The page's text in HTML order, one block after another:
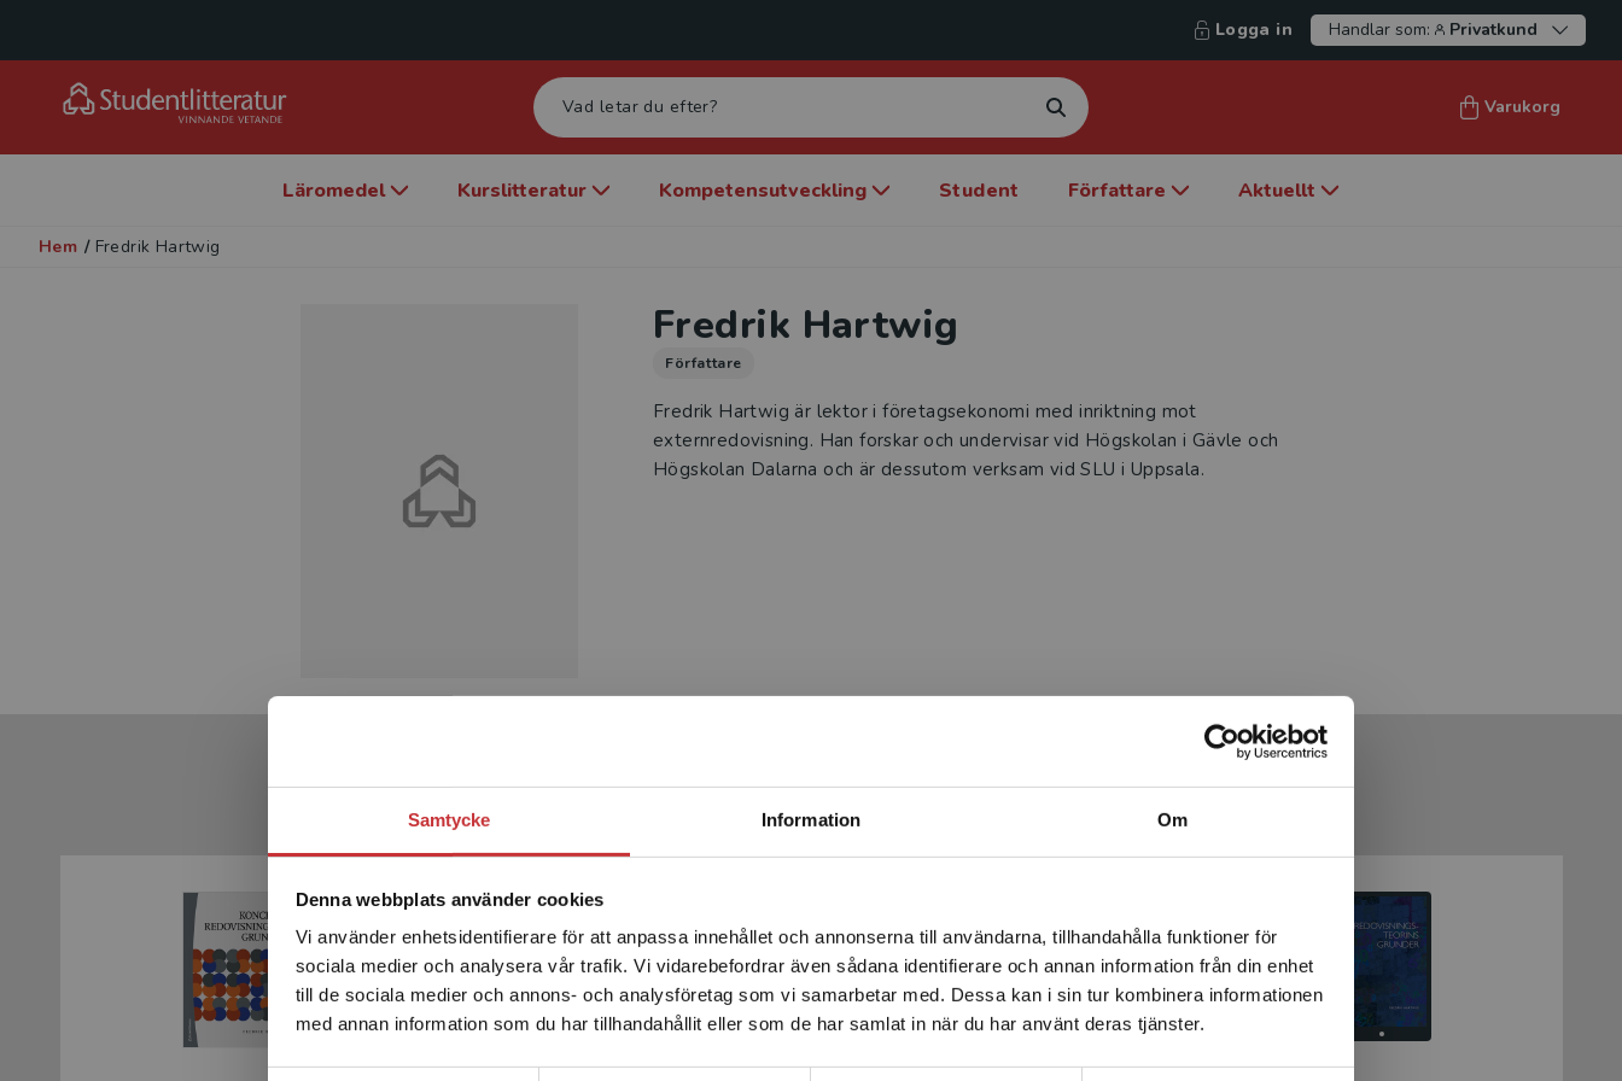
Samtycke Information Om
Denna webbplats använder cookies
Vi använder enhetsidentifierare för att anpassa innehållet och annonserna till användarna, tillhandahålla funktioner för
sociala medier och analysera vår trafik. Vi vidarebefordrar även sådana identifierare och annan information från din enhet
till de sociala medier och annons- och analysföretag som vi samarbetar med. Dessa kan i sin tur kombinera informationen
med annan information som du har tillhandahållit eller som de har samlat in när du har använt deras tjänster.
Begränsad fraktregion
Det verkar som att du besöker studentlitteratur.se via en
enhet utanför Sverige. Vi erbjuder inte leveranser utanför
Sverige. För att kunna slutföra ett köp måste
leveransadressen vara i Sverige.Läs mer
Logga in Handlar som: Privatkund
Varukorg
Läromedel Kurslitteratur Kompetensutveckling Student Författare Aktuellt
Hem / Fredrik Hartwig
Fredrik Hartwig
Författare
Fredrik Hartwig är lektor i företagsekonomi med inriktning mot
externredovisning. Han forskar och undervisar vid Högskolan i Gävle och
Högskolan Dalarna och är dessutom verksam vid SLU i Uppsala.
Produkter